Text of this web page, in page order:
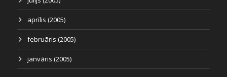
aprīlis (2005)
februāris (2005)
janvāris (2005)